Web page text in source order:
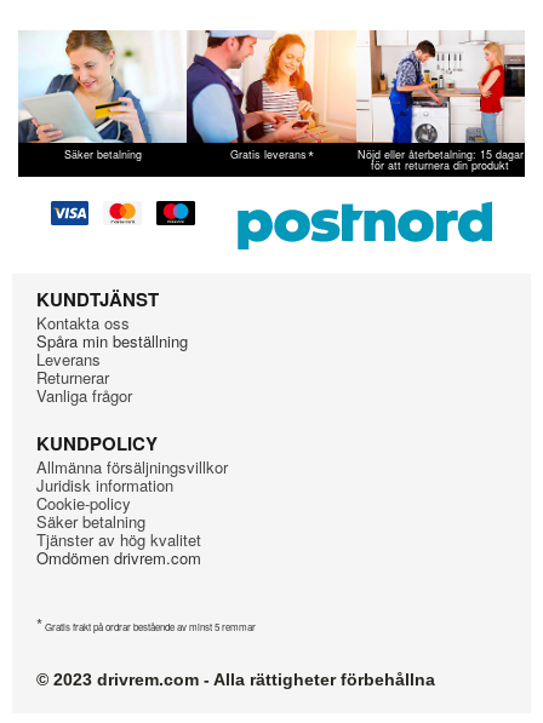
Säker betalning Gratis leverans* Nöjd eller återbetalning: 15 dagar
för att returnera din produkt
KUNDTJÄNST
Kontakta oss
Spåra min beställning
Leverans
Returnerar
Vanliga frågor
KUNDPOLICY
Allmänna försäljningsvillkor
Juridisk information
Cookie-policy
Säker betalning
Tjänster av hög kvalitet
Omdömen drivrem.com
*Gratis frakt på ordrar bestående av minst 5 remmar
© 2023 drivrem.com - Alla rättigheter förbehållna